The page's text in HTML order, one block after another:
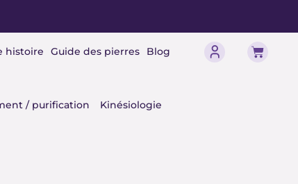
histoire Guide des pierres Blog Panier
/ purification Kinésiologie